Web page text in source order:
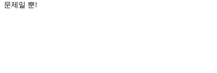
문제일 뿐!